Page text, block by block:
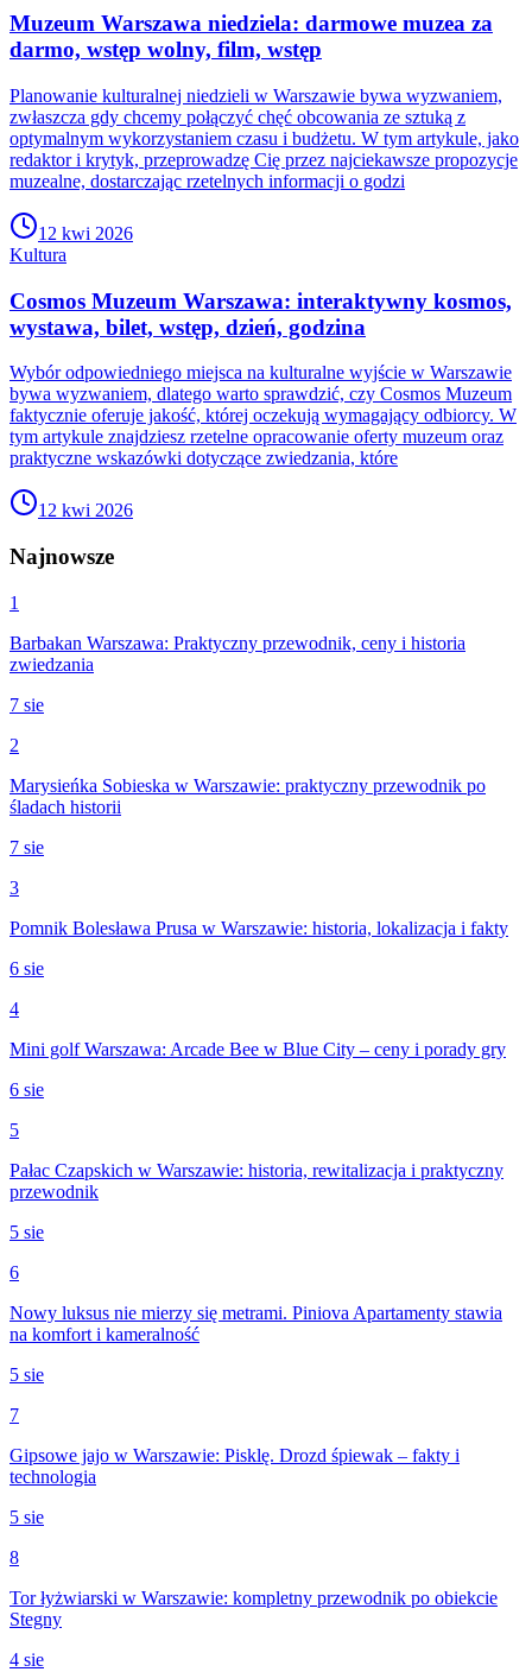
Muzeum Warszawa niedziela: darmowe muzea za
darmo, wstęp wolny, film, wstęp
Planowanie kulturalnej niedzieli w Warszawie bywa wyzwaniem,
zwłaszcza gdy chcemy połączyć chęć obcowania ze sztuką z
optymalnym wykorzystaniem czasu i budżetu. W tym artykule, jako
redaktor i krytyk, przeprowadzę Cię przez najciekawsze propozycje
muzealne, dostarczając rzetelnych informacji o godzi
12 kwi 2026
Kultura
Cosmos Muzeum Warszawa: interaktywny kosmos,
wystawa, bilet, wstęp, dzień, godzina
Wybór odpowiedniego miejsca na kulturalne wyjście w Warszawie
bywa wyzwaniem, dlatego warto sprawdzić, czy Cosmos Muzeum
faktycznie oferuje jakość, której oczekują wymagający odbiorcy. W
tym artykule znajdziesz rzetelne opracowanie oferty muzeum oraz
praktyczne wskazówki dotyczące zwiedzania, które
12 kwi 2026
Najnowsze
1
Barbakan Warszawa: Praktyczny przewodnik, ceny i historia
zwiedzania
7 sie
2
Marysieńka Sobieska w Warszawie: praktyczny przewodnik po
śladach historii
7 sie
3
Pomnik Bolesława Prusa w Warszawie: historia, lokalizacja i fakty
6 sie
4
Mini golf Warszawa: Arcade Bee w Blue City – ceny i porady gry
6 sie
5
Pałac Czapskich w Warszawie: historia, rewitalizacja i praktyczny
przewodnik
5 sie
6
Nowy luksus nie mierzy się metrami. Piniova Apartamenty stawia
na komfort i kameralność
5 sie
7
Gipsowe jajo w Warszawie: Pisklę. Drozd śpiewak – fakty i
technologia
5 sie
8
Tor łyżwiarski w Warszawie: kompletny przewodnik po obiekcie
Stegny
4 sie